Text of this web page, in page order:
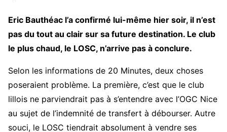
Eric Bauthéac l’a confirmé lui-même hier soir, il n’est
pas du tout au clair sur sa future destination. Le club
le plus chaud, le LOSC, n’arrive pas à conclure.
Selon les informations de 20 Minutes, deux choses
poseraient problème. La première, c’est que le club
lillois ne parviendrait pas à s’entendre avec l’OGC Nice
au sujet de l’indemnité de transfert à débourser. Autre
souci, le LOSC tiendrait absolument à vendre ses